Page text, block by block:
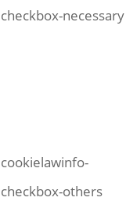
checkbox-necessary
cookielawinfo-
checkbox-others